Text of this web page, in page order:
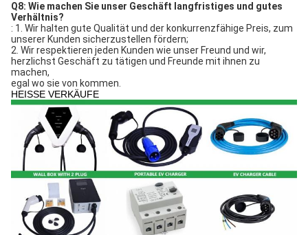
Q8: Wie machen Sie unser Geschäft langfristiges und gutes
Verhältnis?
: 1. Wir halten gute Qualität und der konkurrenzfähige Preis, zum
unserer Kunden sicherzustellen fördern;
2. Wir respektieren jeden Kunden wie unser Freund und wir,
herzlichst Geschäft zu tätigen und Freunde mit ihnen zu
machen,
egal wo sie von kommen.
HEISSE VERKÄUFE